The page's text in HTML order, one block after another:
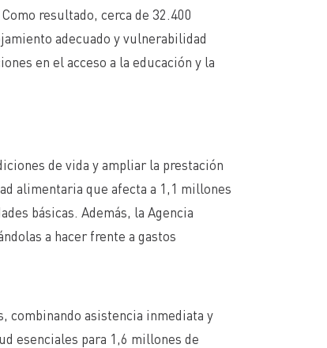
resultado, cerca de 32.400
adecuado y vulnerabilidad
en el acceso a la educación y la
de vida y ampliar la prestación
alimentaria que afecta a 1,1 millones
básicas. Además, la Agencia
a hacer frente a gastos
combinando asistencia inmediata y
esenciales para 1,6 millones de